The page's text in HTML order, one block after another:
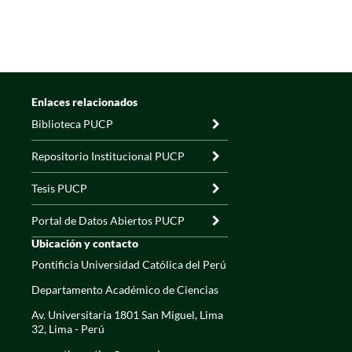
Enlaces relacionados
Biblioteca PUCP
Repositorio Institucional PUCP
Tesis PUCP
Portal de Datos Abiertos PUCP
Ubicación y contacto
Pontificia Universidad Católica del Perú
Departamento Académico de Ciencias
Av. Universitaria 1801 San Miguel, Lima
32, Lima - Perú